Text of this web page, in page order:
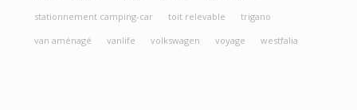
stationnement camping-car
toit relevable
trigano
van aménagé
vanlife volkswagen voyage westfalia